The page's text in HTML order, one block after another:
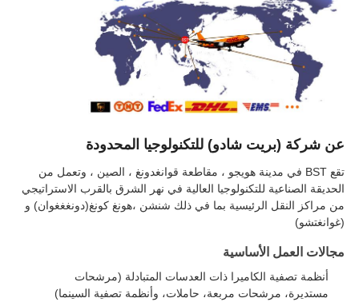
عن شركة (بريت شادو) للتكنولوجيا المحدودة
تقع BST في مدينة هويجو ، مقاطعة قوانغدونغ ، الصين ، وتعمل من
الحديقة الصناعية للتكنولوجيا العالية في نهر الشرق بالقرب الاستراتيجي
من مراكز النقل الرئيسية بما في ذلك شنشن ،هونغ كونغ(دونغغغوان) و
(غوانغتشو)
مجالات العمل الأساسية
أنظمة تصفية الكاميرا ذات العدسات المتبادلة (مرشحات
مستديرة، مرشحات مربعة، حاملات، وأنظمة تصفية السينما)